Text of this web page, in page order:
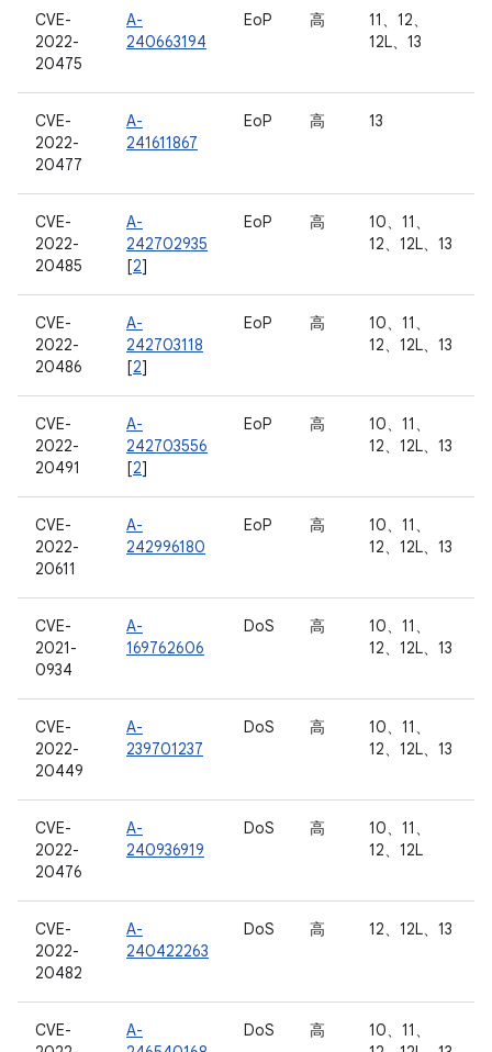
CVE-
2022-
20475
A-
240663194
EoP 高
11、12、
12L、13
CVE-
2022-
20477
A-
241611867
EoP 高 13
CVE-
2022-
20485
A-
242702935
[2]
EoP 高
10、11、
12、12L、13
CVE-
2022-
20486
A-
242703118
[2]
EoP 高
10、11、
12、12L、13
CVE-
2022-
20491
A-
242703556
[2]
EoP 高
10、11、
12、12L、13
CVE-
2022-
20611
A-
242996180
EoP 高
10、11、
12、12L、13
CVE-
2021-
0934
A-
169762606
DoS 高
10、11、
12、12L、13
CVE-
2022-
20449
A-
239701237
DoS 高
10、11、
12、12L、13
CVE-
2022-
20476
A-
240936919
DoS 高
10、11、
12、12L
CVE-
2022-
20482
A-
240422263
DoS 高 12、12L、13
CVE-
A-
DoS 高
10、11、